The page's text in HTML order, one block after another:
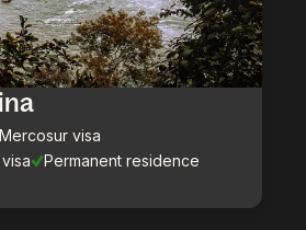
Mercosur visa
Permanent residence